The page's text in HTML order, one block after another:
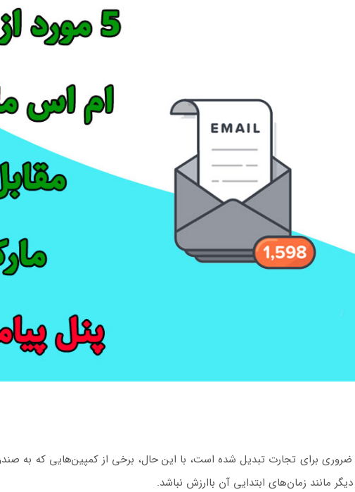
ضروری برای تجارت تبدیل شده است، با این حال، برخی از کمپین‌هایی که به
مانند زمان‌های ابتدایی آن باارزش نباشد.